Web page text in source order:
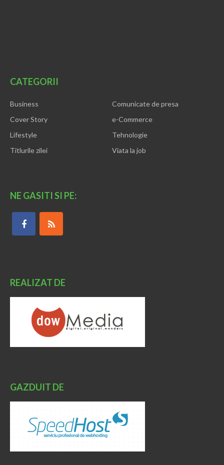
CATEGORII
Business
Comunicate de presa
Cover Story
e-Commerce
Lifestyle
Tehnologie
Titlurile zilei
Viata la job
NE GASITI SI PE:
REALIZAT DE
GAZDUIT DE